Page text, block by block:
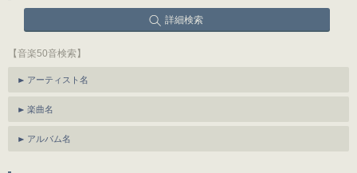
詳細検索
【音楽50音検索】
アーティスト名
楽曲名
アルバム名